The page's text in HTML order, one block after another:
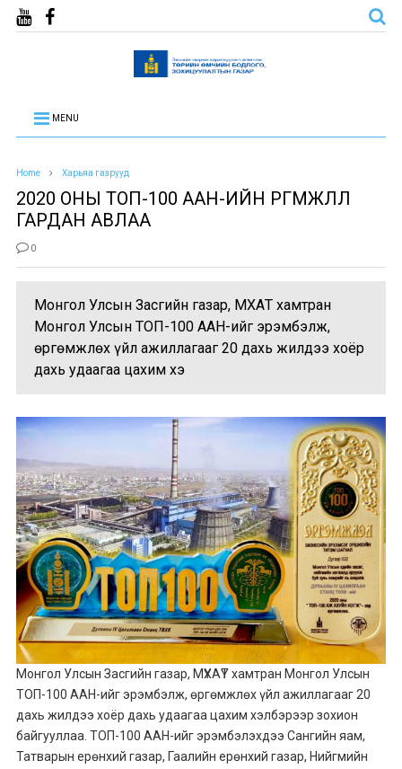
MENU
Home Харьяа газрууд
2020 ОНЫ ТОП-100 ААН-ИЙН ӨРГӨМЖЛӨЛӨӨ
ГАРДАН АВЛАА
0
Монгол Улсын Засгийн газар, МҮХАҮТ хамтран
Монгол Улсын ТОП-100 ААН-ийг эрэмбэлж,
өргөмжлөх үйл ажиллагааг 20 дахь жилдээ хоёр
дахь удаагаа цахим хэ
Монгол Улсын Засгийн газар, МҮХАҮТ хамтран Монгол Улсын
ТОП-100 ААН-ийг эрэмбэлж, өргөмжлөх үйл ажиллагааг 20
дахь жилдээ хоёр дахь удаагаа цахим хэлбэрээр зохион
байгууллаа. ТОП-100 ААН-ийг эрэмбэлэхдээ Сангийн яам,
Татварын ерөнхий газар, Гаалийн ерөнхий газар, Нийгмийн